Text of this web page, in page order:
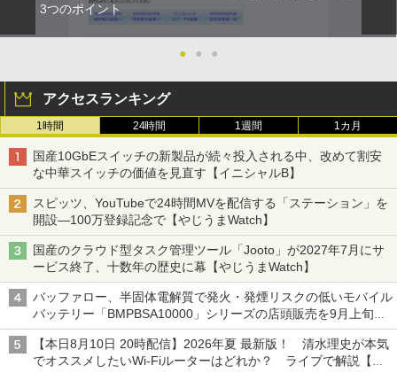
3つのポイント
● ● ●
アクセスランキング
1時間 24時間 1週間 1カ月
国産10GbEスイッチの新製品が続々投入される中、改めて割安
な中華スイッチの価値を見直す【イニシャルB】
スピッツ、YouTubeで24時間MVを配信する「ステーション」を
開設―100万登録記念で【やじうまWatch】
国産のクラウド型タスク管理ツール「Jooto」が2027年7月にサ
ービス終了、十数年の歴史に幕【やじうまWatch】
バッファロー、半固体電解質で発火・発煙リスクの低いモバイル
バッテリー「BMPBSA10000」シリーズの店頭販売を9月上旬に
開始
【本日8月10日 20時配信】2026年夏 最新版！ 清水理史が本気
でオススメしたいWi-Fiルーターはどれか？ ライブで解説【清